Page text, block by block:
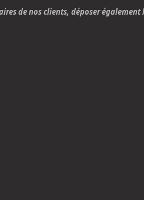
de nos clients, déposer également